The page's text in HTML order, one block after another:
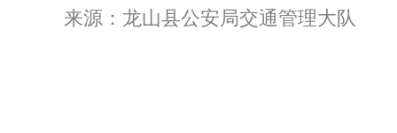
来源：龙山县公安局交通管理大队